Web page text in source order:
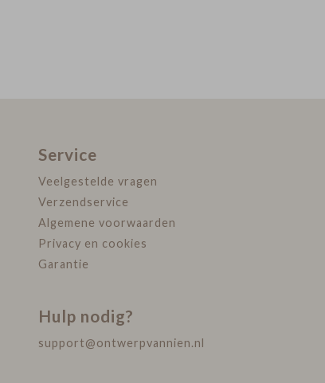
Service
Veelgestelde vragen
Verzendservice
Algemene voorwaarden
Privacy en cookies
Garantie
Hulp nodig?
support@ontwerpvannien.nl